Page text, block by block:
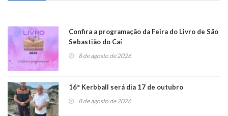
Confira a programação da Feira do Livro de São
Sebastião do Caí
8 de agosto de 2026
16° Kerbball será dia 17 de outubro
8 de agosto de 2026